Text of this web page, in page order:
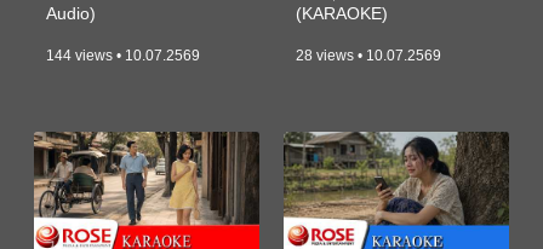
Audio)
144 views • 10.07.2569
(KARAOKE)
28 views • 10.07.2569